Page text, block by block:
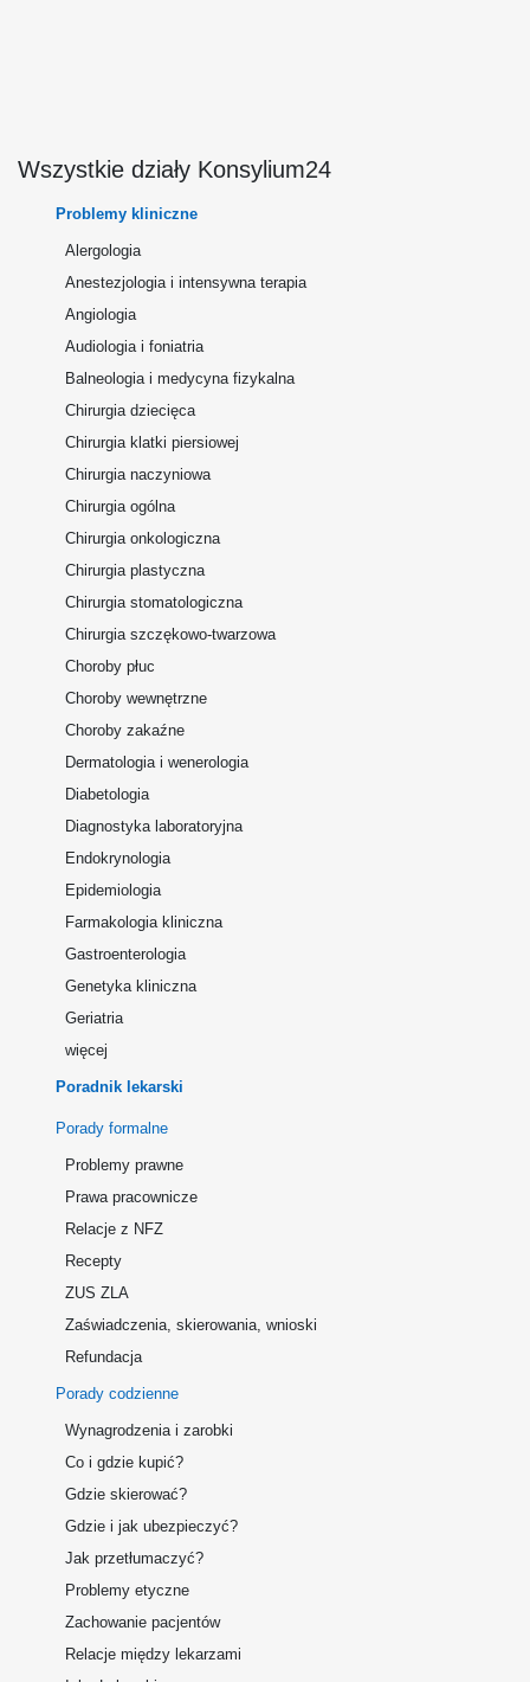
Wszystkie działy Konsylium24
Problemy kliniczne
Alergologia
Anestezjologia i intensywna terapia
Angiologia
Audiologia i foniatria
Balneologia i medycyna fizykalna
Chirurgia dziecięca
Chirurgia klatki piersiowej
Chirurgia naczyniowa
Chirurgia ogólna
Chirurgia onkologiczna
Chirurgia plastyczna
Chirurgia stomatologiczna
Chirurgia szczękowo-twarzowa
Choroby płuc
Choroby wewnętrzne
Choroby zakaźne
Dermatologia i wenerologia
Diabetologia
Diagnostyka laboratoryjna
Endokrynologia
Epidemiologia
Farmakologia kliniczna
Gastroenterologia
Genetyka kliniczna
Geriatria
więcej
Poradnik lekarski
Porady formalne
Problemy prawne
Prawa pracownicze
Relacje z NFZ
Recepty
ZUS ZLA
Zaświadczenia, skierowania, wnioski
Refundacja
Porady codzienne
Wynagrodzenia i zarobki
Co i gdzie kupić?
Gdzie skierować?
Gdzie i jak ubezpieczyć?
Jak przetłumaczyć?
Problemy etyczne
Zachowanie pacjentów
Relacje między lekarzami